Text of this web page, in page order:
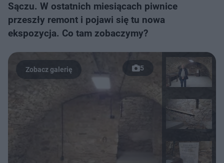
Sączu. W ostatnich miesiącach piwnice
przeszły remont i pojawi się tu nowa
ekspozycja. Co tam zobaczymy?
5